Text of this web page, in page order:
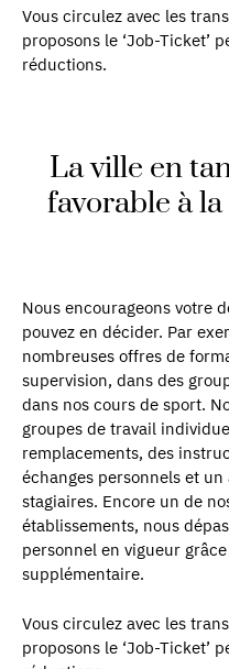
Vous circulez avec les
proposons le ‘Job-Ticket’
réductions.
La ville en
favorable à
Nous encourageons votre
pouvez en décider. Par
nombreuses offres de
supervision, dans des
dans nos cours de sport.
groupes de travail
remplacements, des
échanges personnels et
stagiaires. Encore un de
établissements, nous
personnel en vigueur
supplémentaire.
Vous circulez avec les
proposons le ‘Job-Ticket’